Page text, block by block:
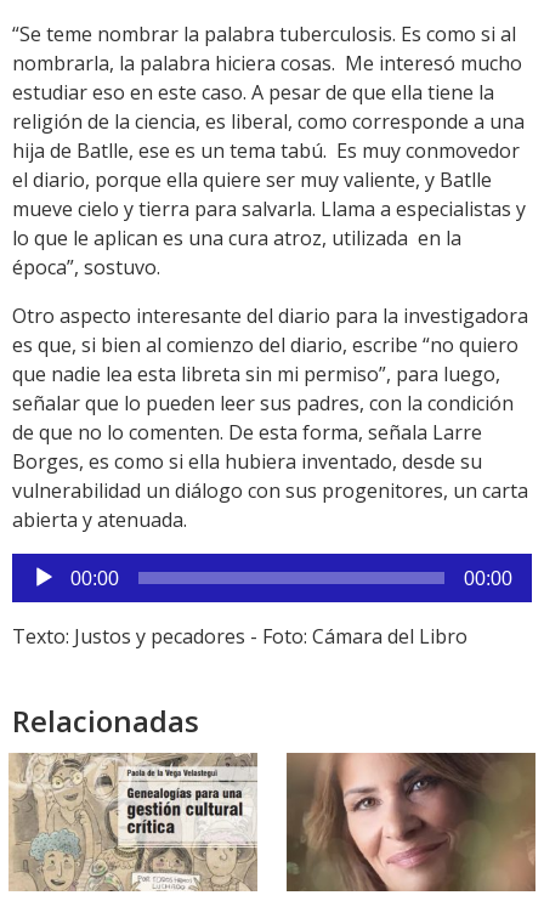
“Se teme nombrar la palabra tuberculosis. Es como si al
nombrarla, la palabra hiciera cosas. Me interesó mucho
estudiar eso en este caso. A pesar de que ella tiene la
religión de la ciencia, es liberal, como corresponde a una
hija de Batlle, ese es un tema tabú. Es muy conmovedor
el diario, porque ella quiere ser muy valiente, y Batlle
mueve cielo y tierra para salvarla. Llama a especialistas y
lo que le aplican es una cura atroz, utilizada en la
época”, sostuvo.
Otro aspecto interesante del diario para la investigadora
es que, si bien al comienzo del diario, escribe “no quiero
que nadie lea esta libreta sin mi permiso”, para luego,
señalar que lo pueden leer sus padres, con la condición
de que no lo comenten. De esta forma, señala Larre
Borges, es como si ella hubiera inventado, desde su
vulnerabilidad un diálogo con sus progenitores, un carta
abierta y atenuada.
Reproductor
de
audio
00:00 00:00
Texto: Justos y pecadores - Foto: Cámara del Libro
Relacionadas